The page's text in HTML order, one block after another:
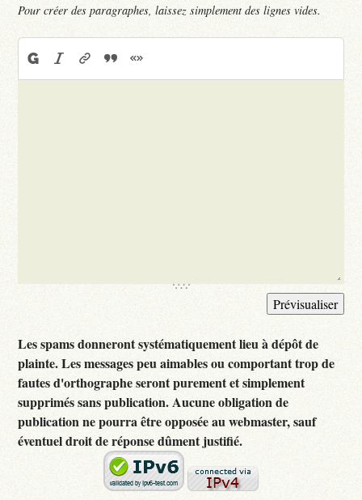
Pour créer des paragraphes, laissez simplement des lignes vides.
Les spams donneront systématiquement lieu à dépôt de
plainte. Les messages peu aimables ou comportant trop de
fautes d'orthographe seront purement et simplement
supprimés sans publication. Aucune obligation de
publication ne pourra être opposée au webmaster, sauf
éventuel droit de réponse dûment justifié.